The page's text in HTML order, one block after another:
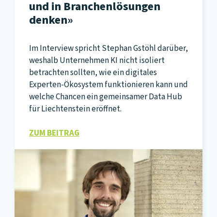
und in Branchenlösungen
denken»
Im Interview spricht Stephan Gstöhl darüber,
weshalb Unternehmen KI nicht isoliert
betrachten sollten, wie ein digitales
Experten-Ökosystem funktionieren kann und
welche Chancen ein gemeinsamer Data Hub
für Liechtenstein eröffnet.
ZUM BEITRAG